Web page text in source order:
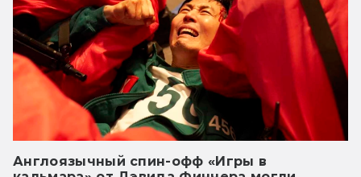
Англоязычный спин-офф «Игры в